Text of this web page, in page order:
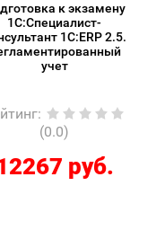
к экзамену
1С:Специалист-
1С:ERP 2.5.
учет
:
(0.0)
руб.